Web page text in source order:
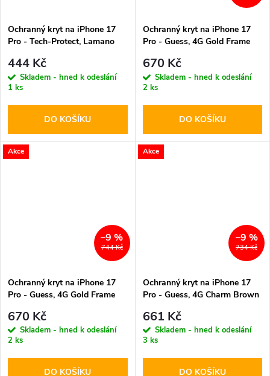
Ochranný kryt na iPhone 17
Pro - Tech-Protect, Lamano
444 Kč
Skladem - hned k odeslání
1 ks
DO KOŠÍKU
Ochranný kryt na iPhone 17
Pro - Guess, 4G Gold Frame
670 Kč
Skladem - hned k odeslání
2 ks
DO KOŠÍKU
Akce
744 Kč
–9 %
Ochranný kryt na iPhone 17
Pro - Guess, 4G Gold Frame
670 Kč
Skladem - hned k odeslání
2 ks
DO KOŠÍKU
Akce
734 Kč
–9 %
Ochranný kryt na iPhone 17
Pro - Guess, 4G Charm Brown
661 Kč
Skladem - hned k odeslání
3 ks
DO KOŠÍKU